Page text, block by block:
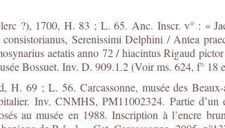
?), 1700, H. 83 ; L. 65. Anc. Inscr. v° : «
Serenissimi Delphini / Antea
aetatis anno 72 / hiacintus Rigaud
Bossuet. Inv. D. 909.1.2 (Voir ms. 624, f° 18
H. 69 ; L. 56. Carcassonne, musée des
Inv. CNMHS, PM11002324. Partie d’un
au musée en 1988. Inscription à l’encre